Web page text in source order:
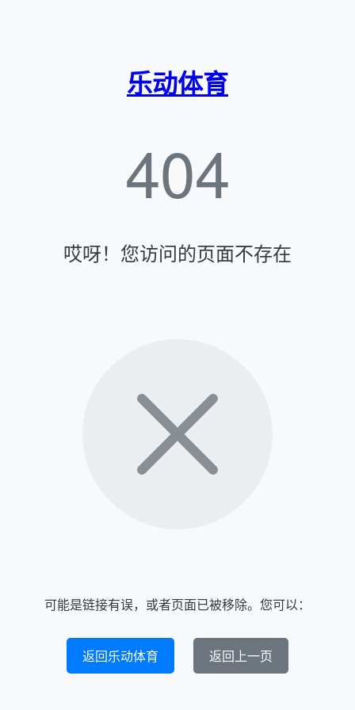
乐动体育
404
哎呀！您访问的页面不存在
可能是链接有误，或者页面已被移除。您可以：
返回乐动体育 返回上一页